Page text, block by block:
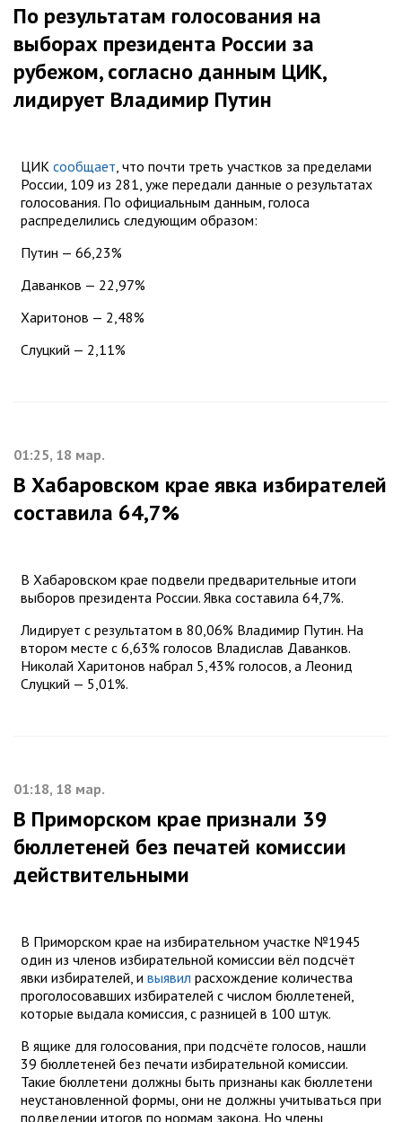
По результатам голосования на
выборах президента России за
рубежом, согласно данным ЦИК,
лидирует Владимир Путин
ЦИК сообщает , что почти треть участков за пределами
России, 109 из 281, уже передали данные о результатах
голосования. По официальным данным, голоса
распределились следующим образом:
Путин — 66,23%
Даванков — 22,97%
Харитонов — 2,48%
Слуцкий — 2,11%
01:25, 18 мар.
В Хабаровском крае явка избирателей
составила 64,7%
В Хабаровском крае подвели предварительные итоги
выборов президента России. Явка составила 64,7%.
Лидирует с результатом в 80,06% Владимир Путин. На
втором месте с 6,63% голосов Владислав Даванков.
Николай Харитонов набрал 5,43% голосов, а Леонид
Слуцкий — 5,01%.
01:18, 18 мар.
В Приморском крае признали 39
бюллетеней без печатей комиссии
действительными
В Приморском крае на избирательном участке №1945
один из членов избирательной комиссии вёл подсчёт
явки избирателей, и выявил расхождение количества
проголосовавших избирателей с числом бюллетеней,
которые выдала комиссия, с разницей в 100 штук.
В ящике для голосования, при подсчёте голосов, нашли
39 бюллетеней без печати избирательной комиссии.
Такие бюллетени должны быть признаны как бюллетени
неустановленной формы, они не должны учитываться при
подведении итогов по нормам закона. Но члены